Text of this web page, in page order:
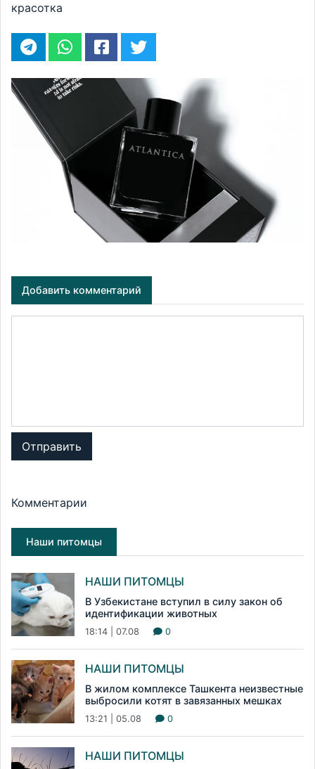
красотка
Добавить комментарий
Отправить
Комментарии
Наши питомцы
НАШИ ПИТОМЦЫ
В Узбекистане вступил в силу закон об
идентификации животных
18:14 | 07.08 0
НАШИ ПИТОМЦЫ
В жилом комплексе Ташкента неизвестные
выбросили котят в завязанных мешках
13:21 | 05.08 0
НАШИ ПИТОМЦЫ